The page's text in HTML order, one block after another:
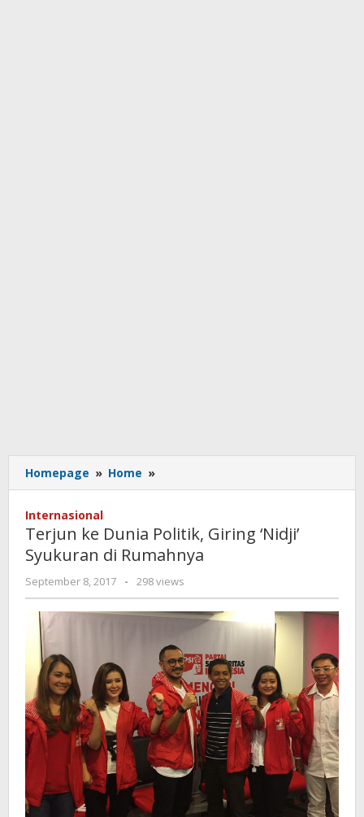
Homepage » Home »
ke
Giring
'Nidji'
Syukuran
Rumahnya
Internasional
Terjun ke Dunia Politik, Giring ‘Nidji’
Syukuran di Rumahnya
September 8, 2017
by
admin
- 298 views